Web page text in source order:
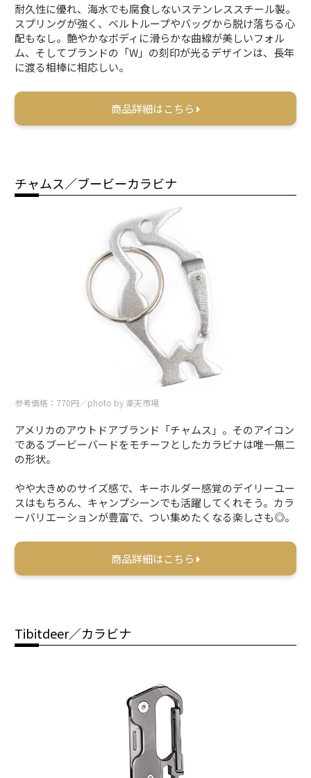
耐久性に優れ、海水でも腐食しないステンレススチール製。
スプリングが強く、ベルトループやバッグから脱け落ちる心
配もなし。艶やかなボディに滑らかな曲線が美しいフォル
ム、そしてブランドの「W」の刻印が光るデザインは、長年
に渡る相棒に相応しい。
商品詳細はこちら
チャムス／ブービーカラビナ
参考価格：770円／photo by 楽天市場
アメリカのアウトドアブランド「チャムス」。そのアイコン
であるブービーバードをモチーフとしたカラビナは唯一無二
の形状。
やや大きめのサイズ感で、キーホルダー感覚のデイリーユー
スはもちろん、キャンプシーンでも活躍してくれそう。カラ
ーバリエーションが豊富で、つい集めたくなる楽しさも◎。
商品詳細はこちら
Tibitdeer／カラビナ